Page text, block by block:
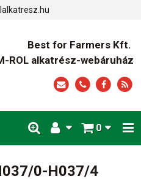
Best for Farmers Kft.
ROL alkatrész-webáruház
0
0-H037/4